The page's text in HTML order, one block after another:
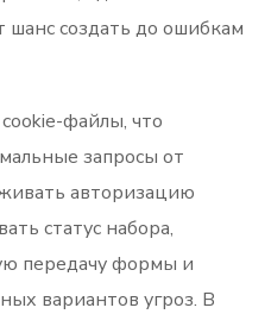
создать до ошибкам
файлы, что
запросы от
авторизацию
статус набора,
передачу формы и
вариантов угроз. В